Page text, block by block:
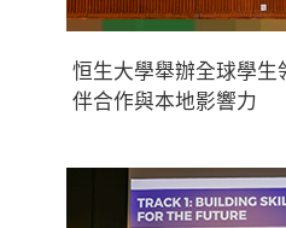
恒生大學舉辦全球學生
伴合作與本地影響力